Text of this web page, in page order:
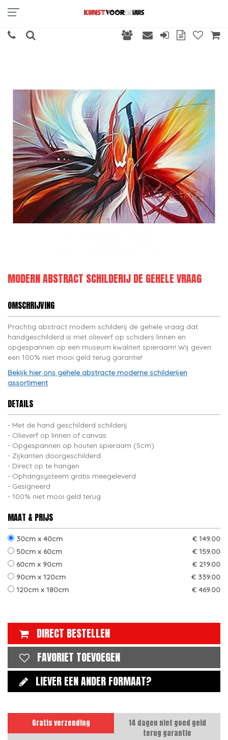
MODERN ABSTRACT SCHILDERIJ DE GEHELE VRAAG
OMSCHRIJVING
Prachtig abstract modern schilderij de gehele vraag dat
handgeschilderd is met olieverf op schiders linnen en
opgespannen op een museum kwaliteit spieraam! Wij geven
een 100% niet mooi geld terug garantie!
Bekijk hier ons gehele abstracte moderne schilderijen
assortiment
DETAILS
Met de hand geschilderd schilderij
Olieverf op linnen of canvas
Opgespannen op houten spieraam (5cm)
Zijkanten doorgeschilderd
Direct op te hangen
Ophangsysteem gratis meegeleverd
Gesigneerd
100% niet mooi geld terug
MAAT & PRIJS
30cm x 40cm
€ 149.00
50cm x 60cm
€ 159.00
60cm x 90cm
€ 219.00
90cm x 120cm
€ 339.00
120cm x 180cm
€ 469.00
DIRECT BESTELLEN
FAVORIET TOEVOEGEN
LIEVER EEN ANDER FORMAAT?
Gratis verzending
14 dagen niet goed geld
terug garantie